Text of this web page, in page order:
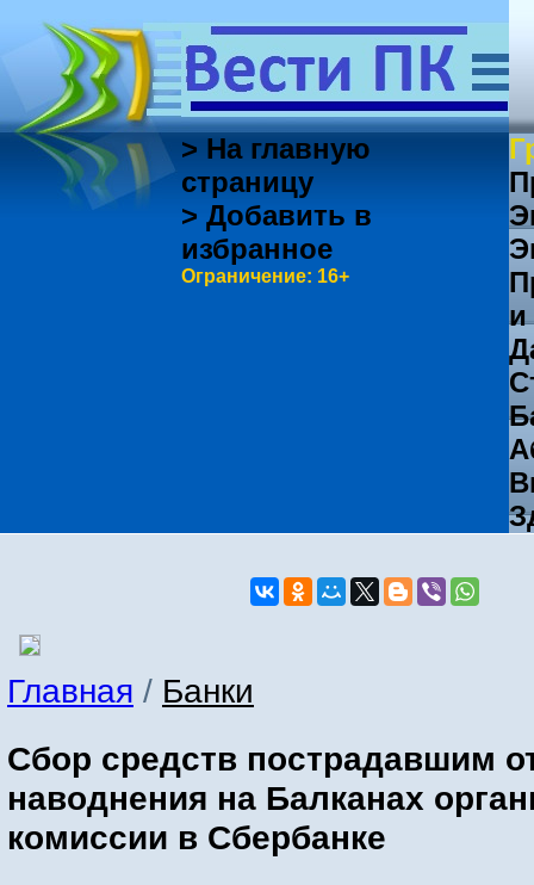
> На главную
страницу
> Добавить в
избранное
Ограничение: 16+
Главная / Банки
Сбор средств пострадавшим
наводнения на Балканах
комиссии в Сбербанке